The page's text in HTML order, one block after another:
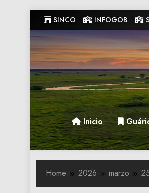
to
content
SINCO INFOGOB
Gobernacion
Gobernacion de Guarico
Inicio
Home 2026 marzo 25